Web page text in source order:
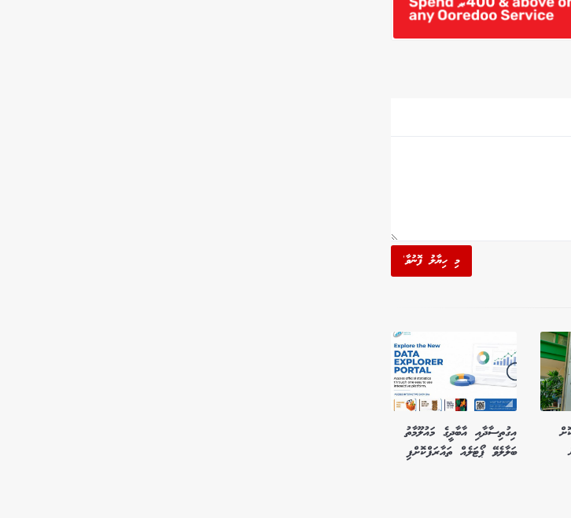
މި ހިޔާލު ފޮނުވާ'
އިގުތިސާދާއި އާބާދީގެ މައުލޫމާތު
ބަލާލެވޭ ޕޯޓަލެއް ތައާރަފްކޮށްފި